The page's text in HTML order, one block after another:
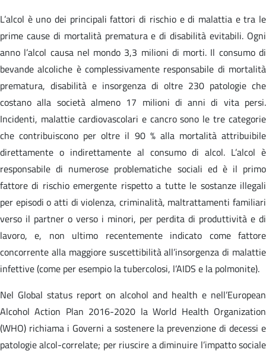
L’alcol è uno dei principali fattori di rischio e di malattia e tra le
prime cause di mortalità prematura e di disabilità evitabili. Ogni
anno l’alcol causa nel mondo 3,3 milioni di morti. Il consumo di
bevande alcoliche è complessivamente responsabile di mortalità
prematura, disabilità e insorgenza di oltre 230 patologie che
costano alla società almeno 17 milioni di anni di vita persi.
Incidenti, malattie cardiovascolari e cancro sono le tre categorie
che contribuiscono per oltre il 90 % alla mortalità attribuibile
direttamente o indirettamente al consumo di alcol. L’alcol è
responsabile di numerose problematiche sociali ed è il primo
fattore di rischio emergente rispetto a tutte le sostanze illegali
per episodi o atti di violenza, criminalità, maltrattamenti familiari
verso il partner o verso i minori, per perdita di produttività e di
lavoro, e, non ultimo recentemente indicato come fattore
concorrente alla maggiore suscettibilità all’insorgenza di malattie
infettive (come per esempio la tubercolosi, l’AIDS e la polmonite).
Nel Global status report on alcohol and health e nell’European
Alcohol Action Plan 2016-2020 la World Health Organization
(WHO) richiama i Governi a sostenere la prevenzione di decessi e
patologie alcol-correlate; per riuscire a diminuire l’impatto sociale